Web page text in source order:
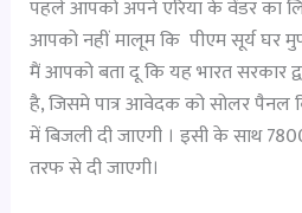
पहले आपको अपने एरिया के वेंडर का
आपको नहीं मालूम कि पीएम सूर्य घर
मैं आपको बता दू कि यह भारत सरकार
है, जिसमे पात्र आवेदक को सोलर
में बिजली दी जाएगी । इसी के साथ
तरफ से दी जाएगी।